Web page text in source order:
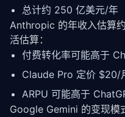
总计约 250 亿美元/年
Anthropic 的年收入估算
活估算：
付费转化率可能高于
Claude Pro 定价 $20/
ARPU 可能高于
Google Gemini 的变现